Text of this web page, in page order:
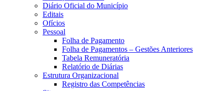
Diário Oficial do Município
Editais
Ofícios
Pessoal
Folha de Pagamento
Folha de Pagamentos – Gestões Anteriores
Tabela Remuneratória
Relatório de Diárias
Estrutura Organizacional
Registro das Competências